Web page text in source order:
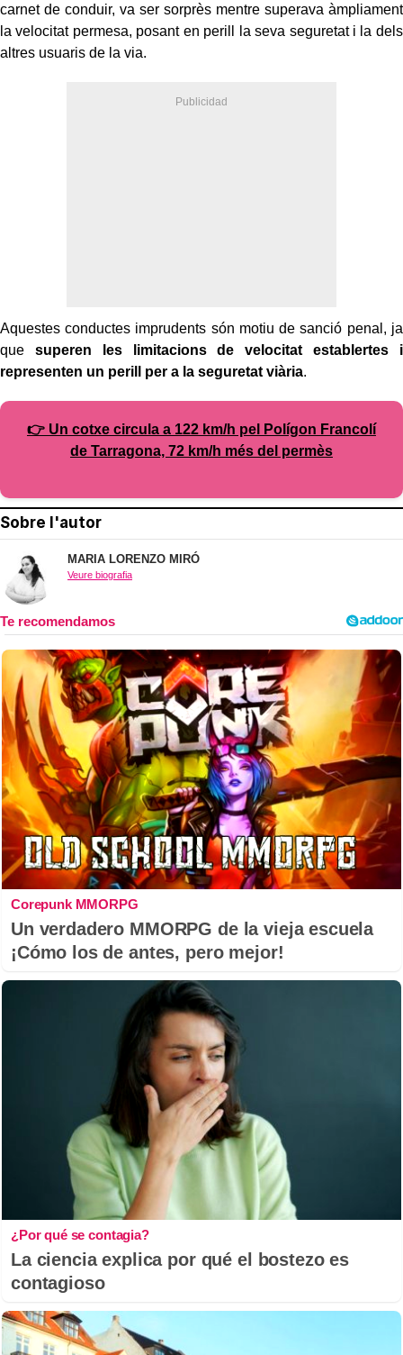
carnet de conduir, va ser sorprès mentre superava àmpliament
la velocitat permesa, posant en perill la seva seguretat i la dels
altres usuaris de la via.
Aquestes conductes imprudents són motiu de sanció penal, ja
que superen les limitacions de velocitat establertes i
representen un perill per a la seguretat viària.
👉 Un cotxe circula a 122 km/h pel Polígon Francolí
de Tarragona, 72 km/h més del permès
Sobre l'autor
MARIA LORENZO MIRÓ
Veure biografia
Corepunk MMORPG
Un verdadero MMORPG de la vieja escuela
¡Cómo los de antes, pero mejor!
¿Por qué se contagia?
La ciencia explica por qué el bostezo es
contagioso